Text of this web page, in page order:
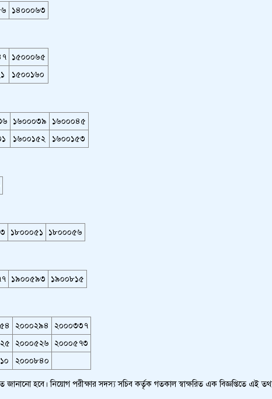
১৪০০০৬৩
১৫০০০৬৫
১৫০০১৬০
১৬০০০৩৯
১৬০০০৪৫
১৬০০১৫২ ১৬০০১৫৩
১৮০০০৫১ ১৮০০০৫৬
১৯০০৫৯৩ ১৯০০৮১৫
২০০০২৯৪
২০০০৩৩৭
২০০০৫২৬
২০০০৫৭৩
২০০০৮৪০
জানানো হবে। নিয়োগ পরীক্ষার সদস্য সচিব কর্তৃক গতকাল স্বাক্ষরিত এক বিজ্ঞপ্তিতে এই